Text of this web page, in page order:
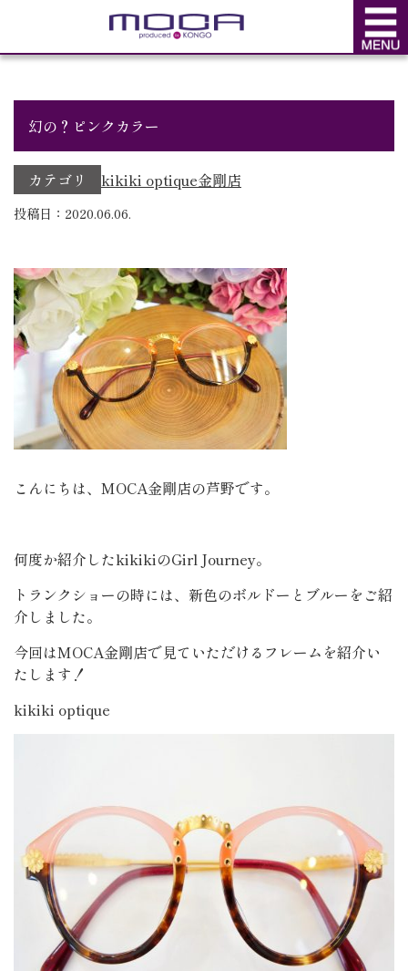
BLOG
幻の？ピンクカラー
カテゴリ kikiki optique金剛店
投稿日：2020.06.06.
こんにちは、MOCA金剛店の芦野です。
何度か紹介したkikikiのGirl Journey。
トランクショーの時には、新色のボルドーとブルーをご紹
介しました。
今回はMOCA金剛店で見ていただけるフレームを紹介い
たします！
kikiki optique